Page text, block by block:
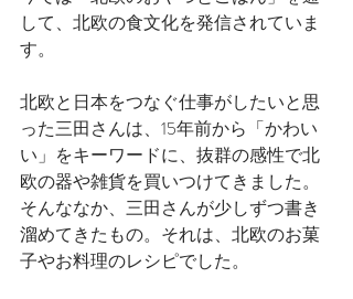
して、北欧の食文化を発信されていま
す。
北欧と日本をつなぐ仕事がしたいと思
った三田さんは、15年前から「かわい
い」をキーワードに、抜群の感性で北
欧の器や雑貨を買いつけてきました。
そんななか、三田さんが少しずつ書き
溜めてきたもの。それは、北欧のお菓
子やお料理のレシピでした。